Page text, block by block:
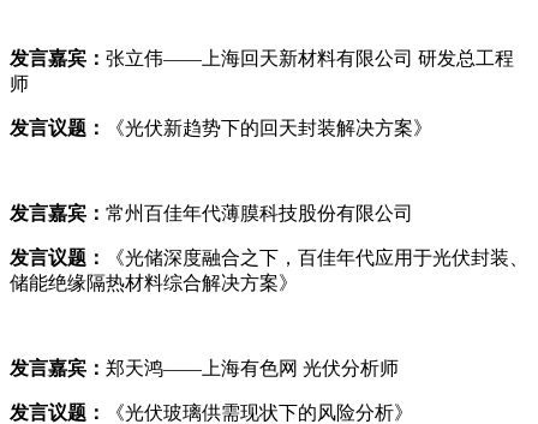
发言嘉宾： 张立伟——上海回天新材料有限公司 研发总工程
师
发言议题： 《光伏新趋势下的回天封装解决方案》
发言嘉宾： 常州百佳年代薄膜科技股份有限公司
发言议题：
《光储深度融合之下，百佳年代应用于光伏封装、
储能绝缘隔热材料综合解决方案》
发言嘉宾： 郑天鸿——上海有色网 光伏分析师
发言议题： 《光伏玻璃供需现状下的风险分析》